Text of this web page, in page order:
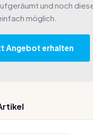
und noch
möglich.
Angebot erhalten